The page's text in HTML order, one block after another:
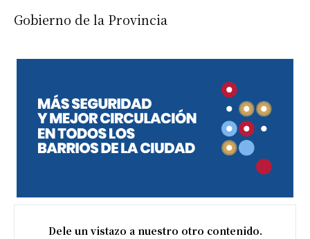
Gobierno de la Provincia
Dele un vistazo a nuestro otro contenido.